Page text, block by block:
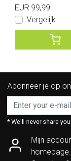
EUR 99,99
Vergelijk
Abonneer je op
* We'll never share
Mijn